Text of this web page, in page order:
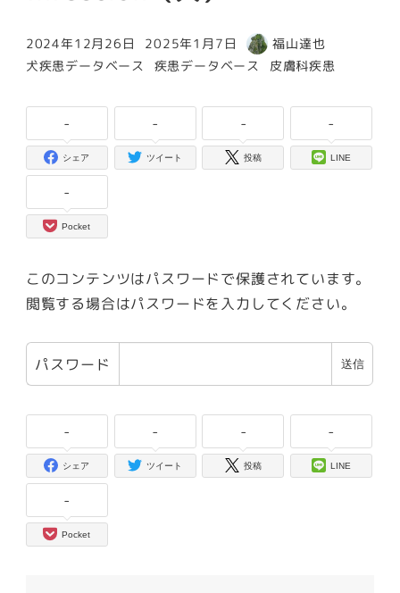
投稿日
2024年12月26日
更新日
2025年1月7日
著
者
福山達也
カテゴリー
犬疾患データベース カテゴリー
疾患データベース カテゴリー
皮膚科疾患
-
シェア
-
ツイート
-
投稿
-
LINE
-
Pocket
このコンテンツはパスワードで保護されています。
閲覧する場合はパスワードを入力してください。
パスワード
-
シェア
-
ツイート
-
投稿
-
LINE
-
Pocket